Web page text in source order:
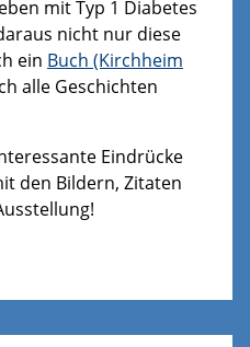
mit Typ 1 Diabetes
nicht nur diese
ein Buch (Kirchheim
alle Geschichten
Eindrücke
den Bildern, Zitaten